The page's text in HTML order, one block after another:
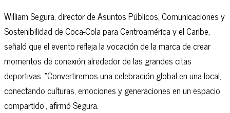
William Segura, director de Asuntos Públicos, Comunicaciones y
Sostenibilidad de Coca-Cola para Centroamérica y el Caribe,
señaló que el evento refleja la vocación de la marca de crear
momentos de conexión alrededor de las grandes citas
deportivas. “Convertiremos una celebración global en una local,
conectando culturas, emociones y generaciones en un espacio
compartido”, afirmó Segura.